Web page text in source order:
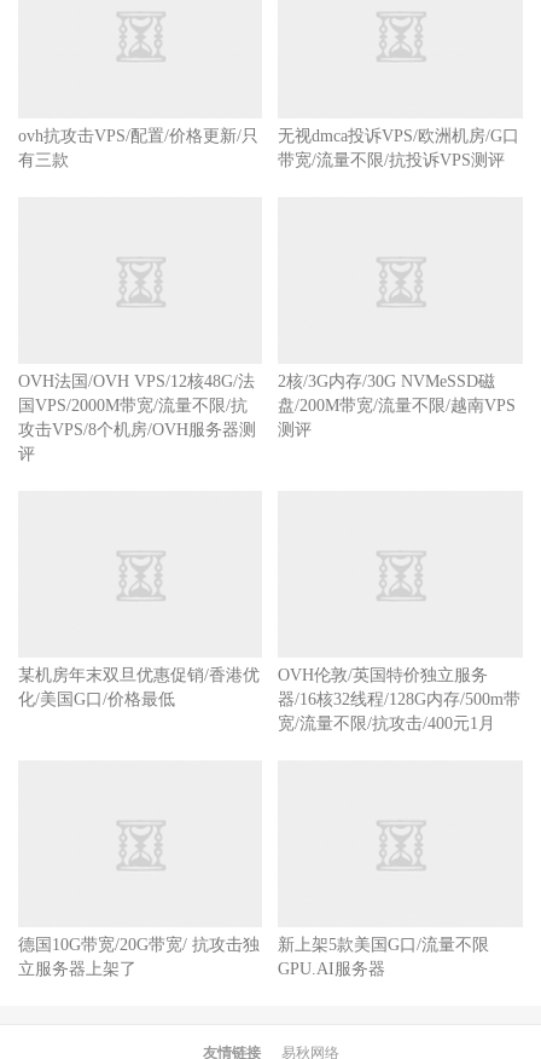
ovh抗攻击VPS/配置/价格更新/只
有三款
无视dmca投诉VPS/欧洲机房/G口
带宽/流量不限/抗投诉VPS测评
OVH法国/OVH VPS/12核48G/法
国VPS/2000M带宽/流量不限/抗
攻击VPS/8个机房/OVH服务器测
评
2核/3G内存/30G NVMeSSD磁
盘/200M带宽/流量不限/越南VPS
测评
某机房年末双旦优惠促销/香港优
化/美国G口/价格最低
OVH伦敦/英国特价独立服务
器/16核32线程/128G内存/500m带
宽/流量不限/抗攻击/400元1月
德国10G带宽/20G带宽/ 抗攻击独
立服务器上架了
新上架5款美国G口/流量不限
GPU.AI服务器
友情链接 易秋网络